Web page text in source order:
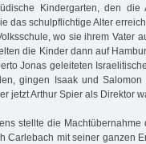
Kindergarten, den
das schulpflichtige Alter
wo sie ihrem Vater
die Kinder dann auf
Jonas geleiteten
gingen Isaak und
jetzt Arthur Spier als Direktor
stellte die Machtübernahme
Carlebach mit seiner ganzen